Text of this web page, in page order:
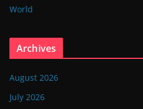
World
Archives
August 2026
July 2026